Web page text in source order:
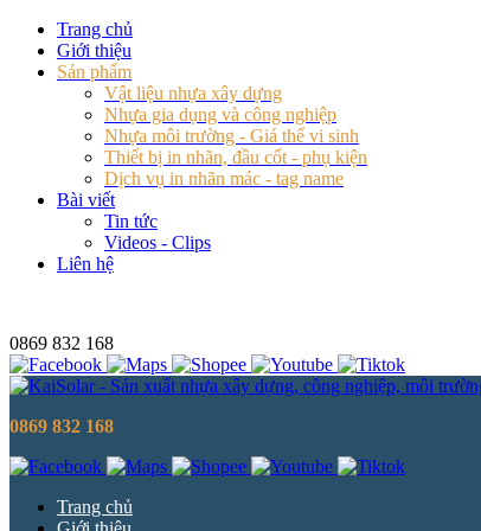
Trang chủ
Giới thiệu
Sản phẩm
Vật liệu nhựa xây dựng
Nhựa gia dụng và công nghiệp
Nhựa môi trường - Giá thể vi sinh
Thiết bị in nhãn, đầu cốt - phụ kiện
Dịch vụ in nhãn mác - tag name
Bài viết
Tin tức
Videos - Clips
Liên hệ
0869 832 168
0869 832 168
Trang chủ